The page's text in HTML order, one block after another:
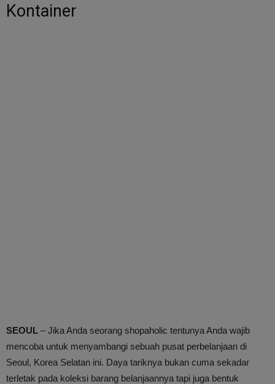
Kontainer
SEOUL – Jika Anda seorang shopaholic tentunya Anda wajib
mencoba untuk menyambangi sebuah pusat perbelanjaan di
Seoul, Korea Selatan ini. Daya tariknya bukan cuma sekadar
terletak pada koleksi barang belanjaannya tapi juga bentuk